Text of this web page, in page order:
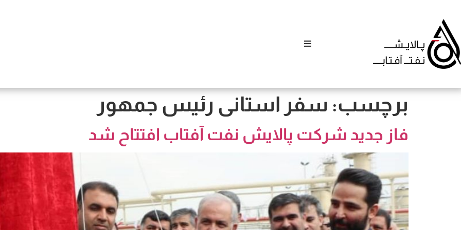
برچسب: سفر استانی رئیس جمهور
فاز جدید شرکت پالایش نفت آفتاب افتتاح شد